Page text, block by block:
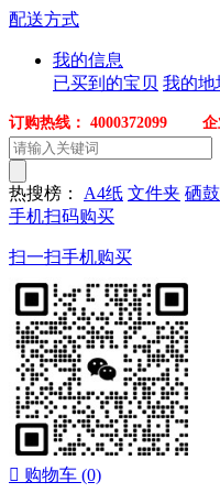
配送方式
我的信息
已买到的宝贝 我的地
订购热线： 4000372099 企
热搜榜： A4纸 文件夹 硒鼓
手机扫码购买
扫一扫手机购买
 购物车 (0)